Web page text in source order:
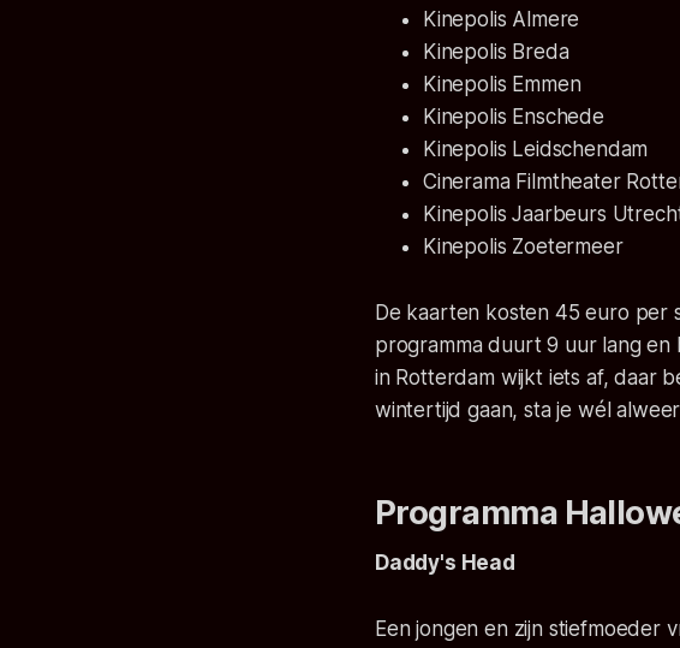
Kinepolis Almere
Kinepolis Breda
Kinepolis Emmen
Kinepolis Enschede
Kinepolis Leidschendam
Cinerama Filmtheater
Kinepolis Jaarbeurs
Kinepolis Zoetermeer
De kaarten kosten 45 euro per
programma duurt 9 uur lang en
in Rotterdam wijkt iets af, daar
wintertijd gaan, sta je wél
Programma
Daddy's Head
Een jongen en zijn stiefmoeder